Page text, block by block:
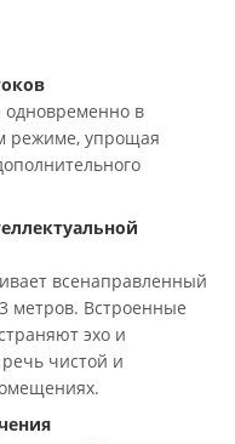
одновременно в
режиме, упрощая
всенаправленный
метров. Встроенные
эхо и
чистой и